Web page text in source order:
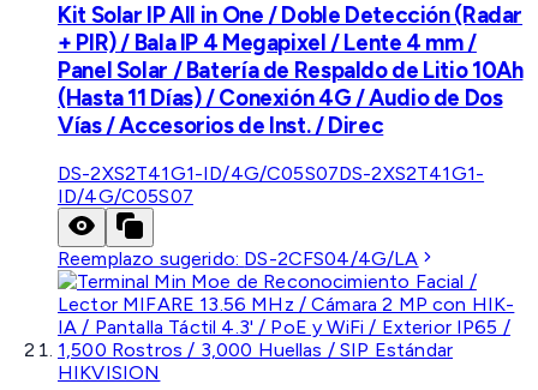
Kit Solar IP All in One / Doble Detección (Radar
+ PIR) / Bala IP 4 Megapixel / Lente 4 mm /
Panel Solar / Batería de Respaldo de Litio 10Ah
(Hasta 11 Días) / Conexión 4G / Audio de Dos
Vías / Accesorios de Inst. / Direc
DS-2XS2T41G1-ID/4G/C05S07DS-2XS2T41G1-
ID/4G/C05S07
Reemplazo sugerido: DS-2CFS04/4G/LA
HIKVISION